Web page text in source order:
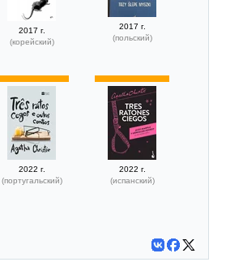
2017 г.
(корейский)
2017 г.
(польский)
2022 г.
(португальский)
2022 г.
(испанский)